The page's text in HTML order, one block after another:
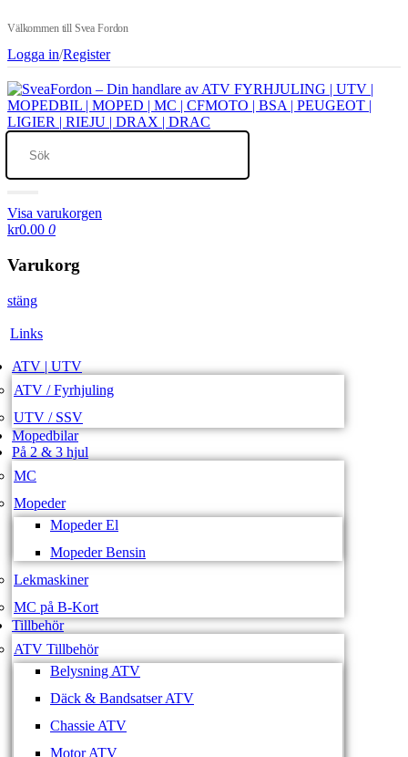
Välkommen till Svea Fordon
Logga in/Register
Visa varukorgen
kr0.00 0
Varukorg
stäng
Links
ATV | UTV
ATV / Fyrhjuling
UTV / SSV
Mopedbilar
På 2 & 3 hjul
MC
Mopeder
Mopeder El
Mopeder Bensin
Lekmaskiner
MC på B-Kort
Tillbehör
ATV Tillbehör
Belysning ATV
Däck & Bandsatser ATV
Chassie ATV
Motor ATV